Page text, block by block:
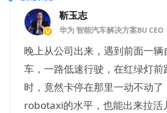
靳玉志
华为 智能汽车解决方案BU CEO
晚上从公司出来，遇到前面一辆
车，一路低速行驶，在红绿灯
时，竟然卡停在那里一动不动了
robotaxi的水平，也能出来拉活